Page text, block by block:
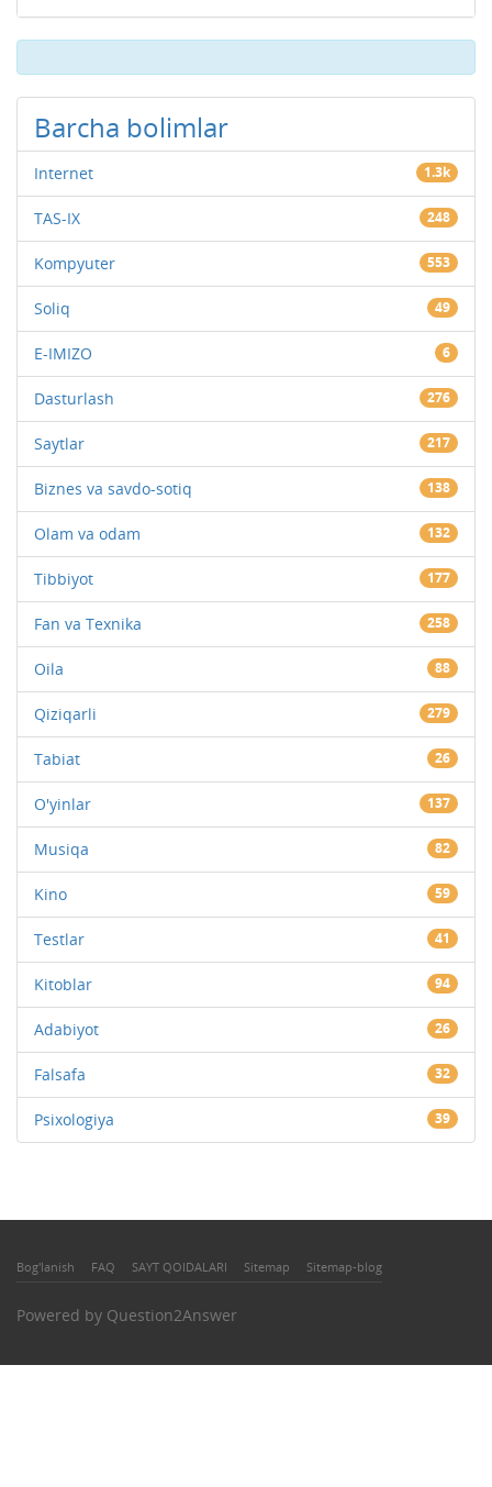
Barcha bolimlar
Internet 1.3k
TAS-IX 248
Kompyuter 553
Soliq 49
E-IMIZO 6
Dasturlash 276
Saytlar 217
Biznes va savdo-sotiq 138
Olam va odam 132
Tibbiyot 177
Fan va Texnika 258
Oila 88
Qiziqarli 279
Tabiat 26
O'yinlar 137
Musiqa 82
Kino 59
Testlar 41
Kitoblar 94
Adabiyot 26
Falsafa 32
Psixologiya 39
Bog'lanish FAQ SAYT QOIDALARI Sitemap Sitemap-blog
Powered by Question2Answer